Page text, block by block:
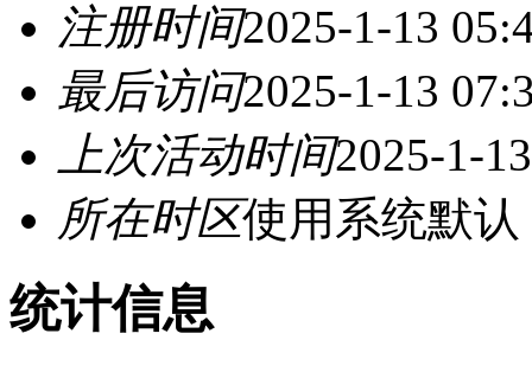
注册时间2025-1-13
最后访问2025-1-13
上次活动时间2025-1-
所在时区使用系统默认
统计信息